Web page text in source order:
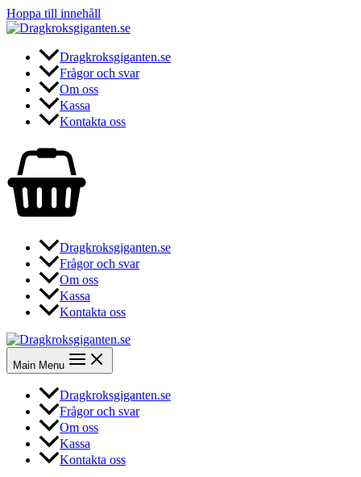
Hoppa till innehåll
Dragkroksgiganten.se
Frågor och svar
Om oss
Kassa
Kontakta oss
Dragkroksgiganten.se
Frågor och svar
Om oss
Kassa
Kontakta oss
Main Menu
Dragkroksgiganten.se
Frågor och svar
Om oss
Kassa
Kontakta oss